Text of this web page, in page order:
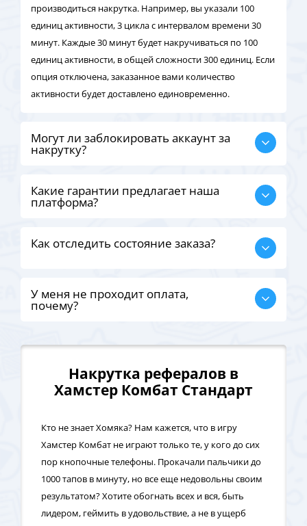
производиться накрутка. Например, вы указали 100
единиц активности, 3 цикла с интервалом времени 30
минут. Каждые 30 минут будет накручиваться по 100
единиц активности, в общей сложности 300 единиц. Если
опция отключена, заказанное вами количество
активности будет доставлено единовременно.
Могут ли заблокировать аккаунт за
накрутку?
Какие гарантии предлагает наша
платформа?
Как отследить состояние заказа?
У меня не проходит оплата,
почему?
Накрутка рефералов в
Хамстер Комбат Стандарт
Кто не знает Хомяка? Нам кажется, что в игру
Хамстер Комбат не играют только те, у кого до сих
пор кнопочные телефоны. Прокачали пальчики до
1000 тапов в минуту, но все еще недовольны своим
результатом? Хотите обогнать всех и вся, быть
лидером, геймить в удовольствие, а не в ущерб